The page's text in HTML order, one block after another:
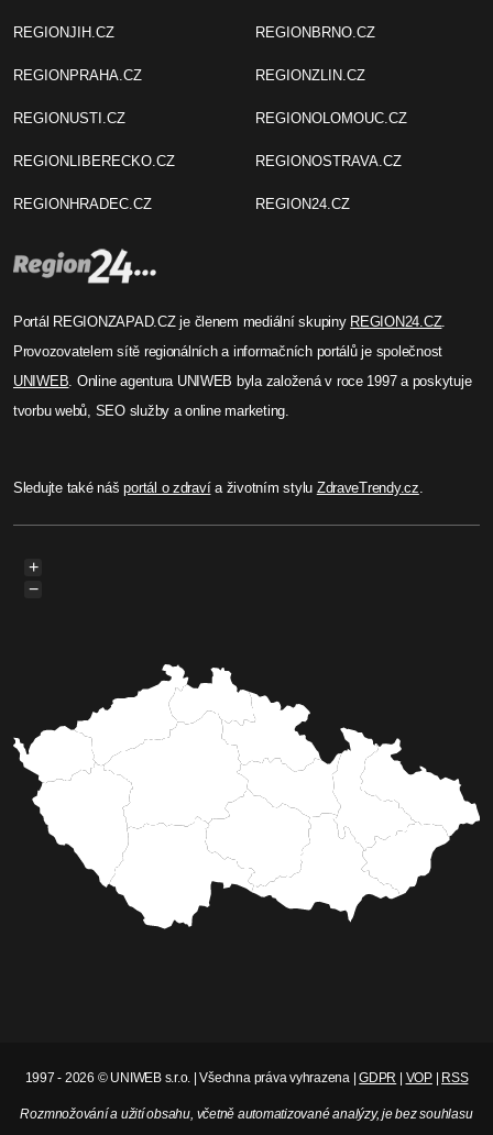
REGIONJIH.CZ
REGIONPRAHA.CZ
REGIONUSTI.CZ
REGIONLIBERECKO.CZ
REGIONHRADEC.CZ
REGIONBRNO.CZ
REGIONZLIN.CZ
REGIONOLOMOUC.CZ
REGIONOSTRAVA.CZ
REGION24.CZ
Portál REGIONZAPAD.CZ je členem mediální skupiny REGION24.CZ.
Provozovatelem sítě regionálních a informačních portálů je společnost
UNIWEB. Online agentura UNIWEB byla založená v roce 1997 a poskytuje
tvorbu webů, SEO služby a online marketing.
Sledujte také nášportál o zdravía životním stylu ZdraveTrendy.cz.
+
−
1997 - 2026 © UNIWEB s.r.o. | Všechna práva vyhrazena |GDPR VOP| RSS
Rozmnožování a užití obsahu, včetně automatizované analýzy, je bez souhlasu